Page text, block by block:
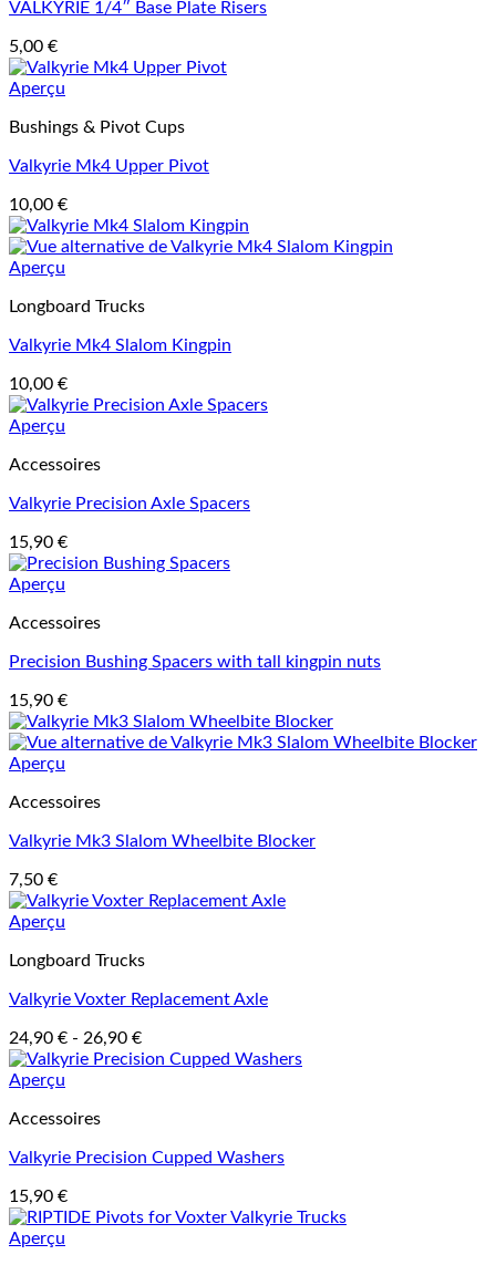
VALKYRIE 1/4″ Base Plate Risers
5,00 €
Aperçu
Bushings & Pivot Cups
Valkyrie Mk4 Upper Pivot
10,00 €
Aperçu
Longboard Trucks
Valkyrie Mk4 Slalom Kingpin
10,00 €
Aperçu
Accessoires
Valkyrie Precision Axle Spacers
15,90 €
Aperçu
Accessoires
Precision Bushing Spacers with tall kingpin nuts
15,90 €
Aperçu
Accessoires
Valkyrie Mk3 Slalom Wheelbite Blocker
7,50 €
Aperçu
Longboard Trucks
Valkyrie Voxter Replacement Axle
24,90 € - 26,90 €
Aperçu
Accessoires
Valkyrie Precision Cupped Washers
15,90 €
Aperçu